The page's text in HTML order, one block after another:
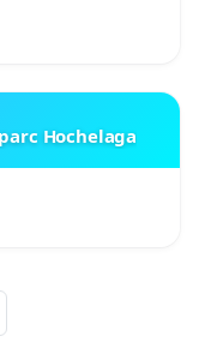
Hochelaga